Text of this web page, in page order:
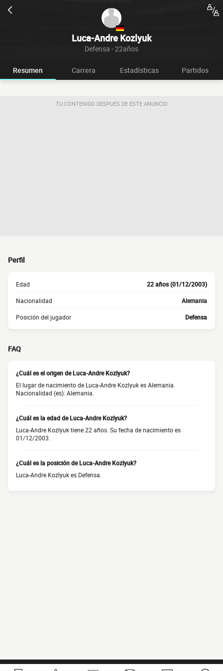
Luca-Andre Kozlyuk
Defensa - 22años
Resumen Carrera Estadísticas Partidos
TU CONTENIDO DESPUÉS DE ESTE ANUNCIO
Perfil
Edad 22 años (01/12/2003)
Nacionalidad Alemania
Posición del jugador Defensa
FAQ
¿Cuál es el origen de Luca-Andre Kozlyuk?
El lugar de nacimiento de Luca-Andre Kozlyuk es Alemania.
Nacionalidad (es): Alemania.
¿Cuál es la edad de Luca-Andre Kozlyuk?
Luca-Andre Kozlyuk tiene 22 años. Su fecha de nacimiento es
01/12/2003.
¿Cuál es la posición de Luca-Andre Kozlyuk?
Luca-Andre Kozlyuk es Defensa.